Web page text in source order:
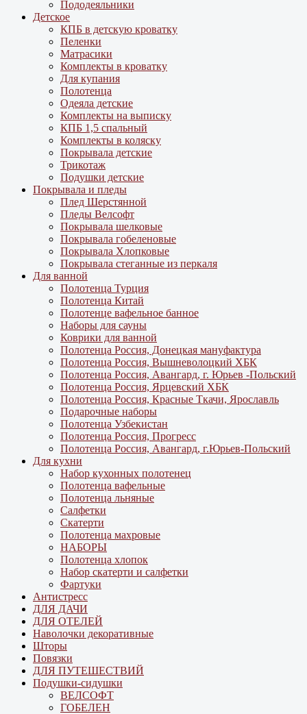
Пододеяльники
Детское
КПБ в детскую кроватку
Пеленки
Матрасики
Комплекты в кроватку
Для купания
Полотенца
Одеяла детские
Комплекты на выписку
КПБ 1,5 спальный
Комплекты в коляску
Покрывала детские
Трикотаж
Подушки детские
Покрывала и пледы
Плед Шерстянной
Пледы Велсофт
Покрывала шелковые
Покрывала гобеленовые
Покрывала Хлопковые
Покрывала стеганные из перкаля
Для ванной
Полотенца Турция
Полотенца Китай
Полотенце вафельное банное
Наборы для сауны
Коврики для ванной
Полотенца Россия, Донецкая мануфактура
Полотенца Россия, Вышневолоцкий ХБК
Полотенца Россия, Авангард, г. Юрьев -Польский
Полотенца Россия, Ярцевский ХБК
Полотенца Россия, Красные Ткачи, Ярославль
Подарочные наборы
Полотенца Узбекистан
Полотенца Россия, Прогресс
Полотенца Россия, Авангард, г.Юрьев-Польский
Для кухни
Набор кухонных полотенец
Полотенца вафельные
Полотенца льняные
Салфетки
Скатерти
Полотенца махровые
НАБОРЫ
Полотенца хлопок
Набор скатерти и салфетки
Фартуки
Антистресс
ДЛЯ ДАЧИ
ДЛЯ ОТЕЛЕЙ
Наволочки декоративные
Шторы
Повязки
ДЛЯ ПУТЕШЕСТВИЙ
Подушки-сидушки
ВЕЛСОФТ
ГОБЕЛЕН